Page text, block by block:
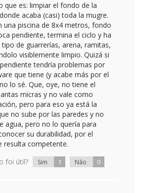
que es: limpiar el fondo de la
acaba (casi) toda la mugre.
una piscina de 8x4 metros, fondo
pendiente, termina el ciclo y ha
de guarrerías, arena, ramitas,
visiblemente limpio. Quizá si
tendría problemas por
que tiene (y acabe más por el
lo sé. Que, oye, no tiene el
micras y no vale como
pero para eso ya está la
no sube por las paredes y no
agua, pero no lo quería para
su durabilidad, por el
resulta competente.
foi útil?
Sim 1 Não 0